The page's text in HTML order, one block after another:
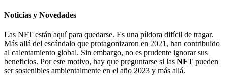
Noticias y Novedades
Las NFT están aquí para quedarse. Es una píldora difícil de tragar.
Más allá del escándalo que protagonizaron en 2021, han contribuido
al calentamiento global. Sin embargo, no es prudente ignorar sus
beneficios. Por este motivo, hay que preguntarse si las NFT pueden
ser sostenibles ambientalmente en el año 2023 y más allá.